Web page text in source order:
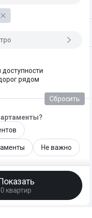
рядом
Сбросить
Не важно
м²
—
0 квартир